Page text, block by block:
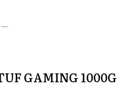
GAMING 1000G